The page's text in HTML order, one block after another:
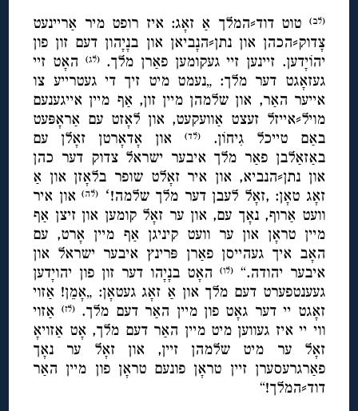
(לב)
טוט דוד⸗המלך אַ זאָג: איז רופט מיר אַריינעט
צָדוק⸗הכהן און נתן⸗הנָביאן און בנָיָהון דעם זון פון
יהוֹיָדען. זיינען זיי געקומען פאַרן מלך.(לג) האָט זיי
געזאָגט דער מלך: „נעמט מיט זיך די געטרייע צו
אייער האַר, און שלמהן מיין זון, אַף מיין אייגענעם
מויל⸗אייזל זעצט אַוועקעט, און לאָזט עם אַראָפּעט
באַם טייכל גִיחוֹן.(לד)
און אָדאָרטן זאָלן עם
באַזאַלבן פאַר מלך איבער ישראל צדוק דער כהן
און נתן⸗הנביא, און איר זאָלט שופר בלאָזן און אַ
זאָג טאָן: ,זאָל לעבן דער מלך שלמה!ʻ
(לה)און איר
וועט אַרוף, נאָך עם, און ער זאָל קומען און זיצן אַף
מיין טראָן און ער וועט קיניגן אַף מיין אָרט, עם
האָב איך געהייסן פאַרן פּרינץ איבער ישראל און
איבער יהודה.“(לו) האָט בנָיָהו דער זון פון יהויָדען
געענטפערט דעם מלך און אַ זאָג געטאָן: „אָמֵן! אַזוי
זאָגט יי דער גאָט פון מיין האַר דעם מלך.(לז) אַזוי
ווי יי איז געווען מיט מיין האַר דעם מלך, אָט אַזויאָ
זאָל ער מיט שלמהן זיין, און זאָל ער נאָך
פאַרגרעסערן זיין טראָן פונעם טראָן פון מיין האַר
דוד⸗המלך!“